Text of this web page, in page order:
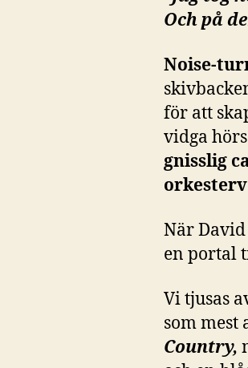
Och på
Noise-
för att
vidga
gnisslig
När
en portal
Vi tjusas
som mest
Country,